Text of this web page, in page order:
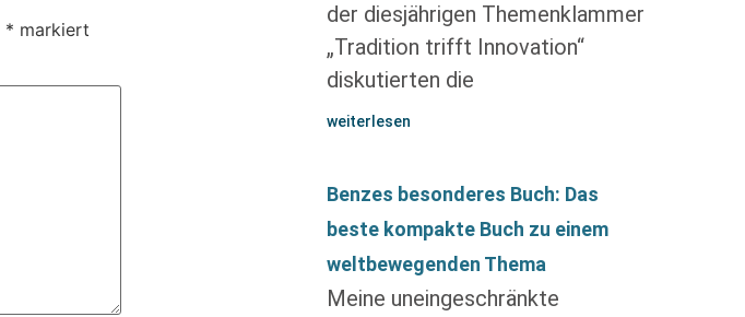
* markiert
der diesjährigen Themenklammer
„Tradition trifft Innovation“
diskutierten die
weiterlesen
Benzes besonderes Buch: Das
beste kompakte Buch zu einem
weltbewegenden Thema
Meine uneingeschränkte